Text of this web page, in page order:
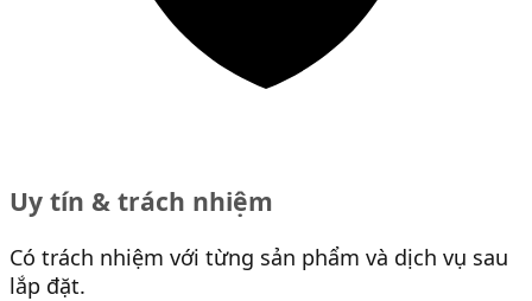
Uy tín & trách nhiệm
Có trách nhiệm với từng sản phẩm và dịch vụ sau
lắp đặt.